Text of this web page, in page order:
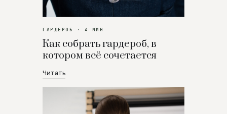
ГАРДЕРОБ · 4 МИН
Как собрать гардероб, в
котором всё сочетается
Читать